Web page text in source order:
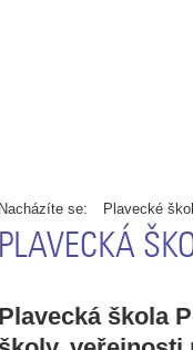
PLAVECKÁ
Nacházíte se: Plavecké
Plavecká škola